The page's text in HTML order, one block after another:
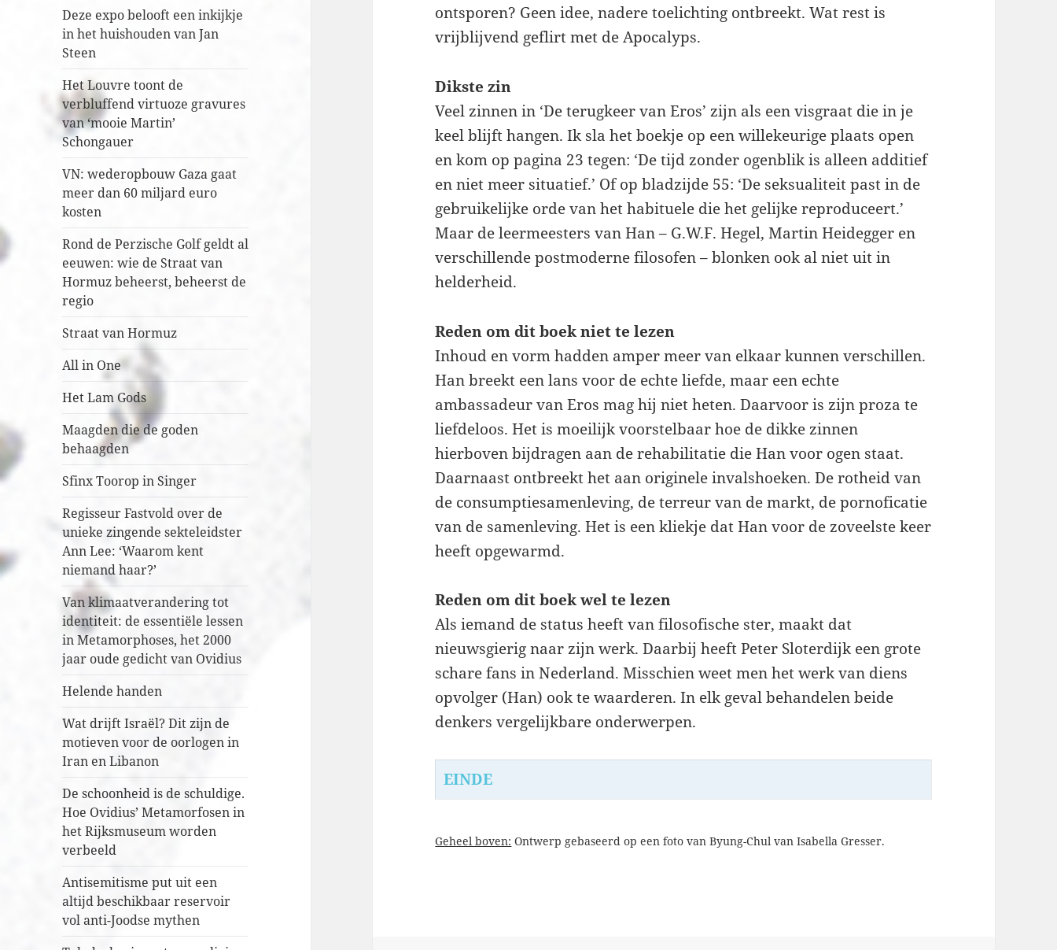
Deze expo belooft een inkijkje
in het huishouden van Jan
Steen
Het Louvre toont de
verbluffend virtuoze gravures
van ‘mooie Martin’
Schongauer
VN: wederopbouw Gaza gaat
meer dan 60 miljard euro
kosten
Rond de Perzische Golf geldt al
eeuwen: wie de Straat van
Hormuz beheerst, beheerst de
regio
Straat van Hormuz
All in One
Het Lam Gods
Maagden die de goden
behaagden
Sfinx Toorop in Singer
Regisseur Fastvold over de
unieke zingende sekteleidster
Ann Lee: ‘Waarom kent
niemand haar?’
Van klimaatverandering tot
identiteit: de essentiële lessen
in Metamorphoses, het 2000
jaar oude gedicht van Ovidius
Helende handen
Wat drijft Israël? Dit zijn de
motieven voor de oorlogen in
Iran en Libanon
De schoonheid is de schuldige.
Hoe Ovidius’ Metamorfosen in
het Rijksmuseum worden
verbeeld
Antisemitisme put uit een
altijd beschikbaar reservoir
vol anti-Joodse mythen
ontsporen? Geen idee, nadere toelichting ontbreekt. Wat rest is
vrijblijvend geflirt met de Apocalyps.
Dikste zin
Veel zinnen in ‘De terugkeer van Eros’ zijn als een visgraat die in je
keel blijft hangen. Ik sla het boekje op een willekeurige plaats open
en kom op pagina 23 tegen: ‘De tijd zonder ogenblik is alleen additief
en niet meer situatief.’ Of op bladzijde 55: ‘De seksualiteit past in de
gebruikelijke orde van het habituele die het gelijke reproduceert.’
Maar de leermeesters van Han – G.W.F. Hegel, Martin Heidegger en
verschillende postmoderne filosofen – blonken ook al niet uit in
helderheid.
Reden om dit boek niet te lezen
Inhoud en vorm hadden amper meer van elkaar kunnen verschillen.
Han breekt een lans voor de echte liefde, maar een echte
ambassadeur van Eros mag hij niet heten. Daarvoor is zijn proza te
liefdeloos. Het is moeilijk voorstelbaar hoe de dikke zinnen
hierboven bijdragen aan de rehabilitatie die Han voor ogen staat.
Daarnaast ontbreekt het aan originele invalshoeken. De rotheid van
de consumptiesamenleving, de terreur van de markt, de pornoficatie
van de samenleving. Het is een kliekje dat Han voor de zoveelste keer
heeft opgewarmd.
Reden om dit boek wel te lezen
Als iemand de status heeft van filosofische ster, maakt dat
nieuwsgierig naar zijn werk. Daarbij heeft Peter Sloterdijk een grote
schare fans in Nederland. Misschien weet men het werk van diens
opvolger (Han) ook te waarderen. In elk geval behandelen beide
denkers vergelijkbare onderwerpen.
EINDE
Geheel boven: Ontwerp gebaseerd op een foto van Byung-Chul van Isabella Gresser.